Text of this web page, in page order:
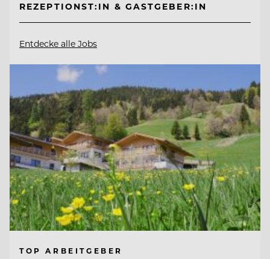
REZEPTIONST:IN & GASTGEBER:IN
Entdecke alle Jobs
TOP ARBEITGEBER